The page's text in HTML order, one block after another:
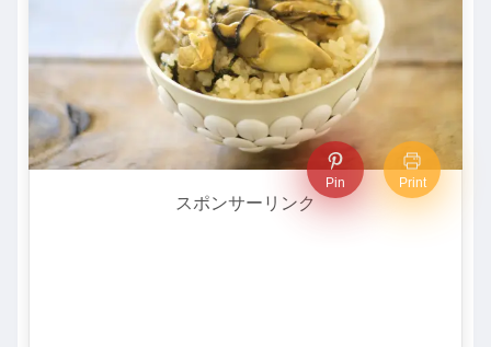
Pin Print
スポンサーリンク